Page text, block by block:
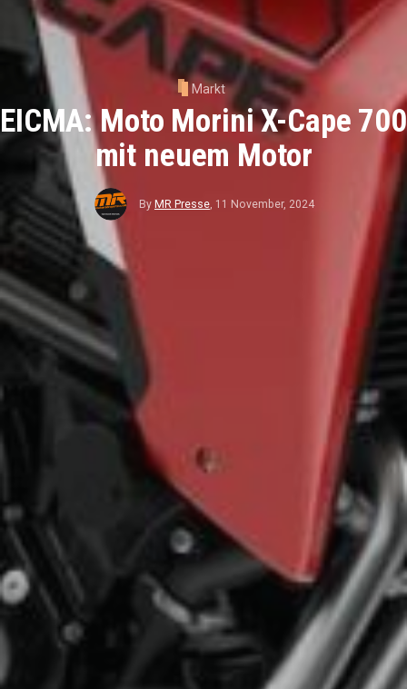
Markt
EICMA: Moto Morini X-Cape 700
mit neuem Motor
By MR Presse, 11 November, 2024